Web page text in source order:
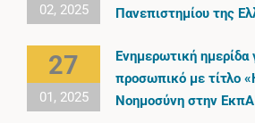
02, 2025
Πανεπιστημίου της
27
01, 2025
Ενημερωτική ημερίδα
προσωπικό με τίτλο
Νοημοσύνη στην